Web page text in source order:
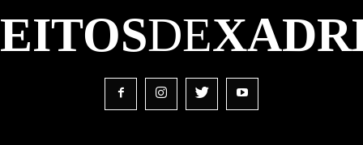
DE